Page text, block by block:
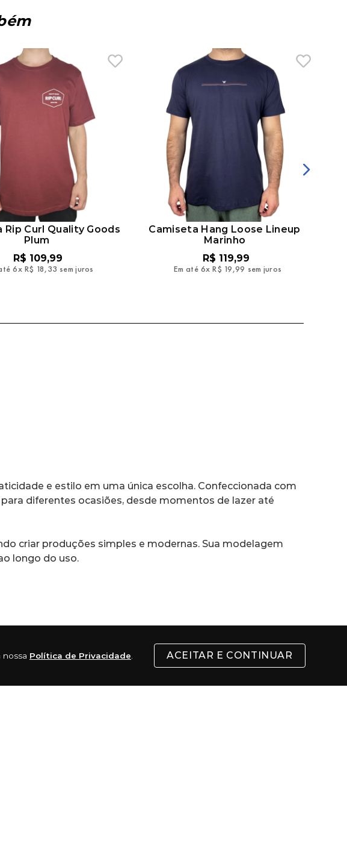
nossa Política de Privacidade ACEITAR E CONTINUAR
Rip Curl Quality Goods
Plum
R$ 109,99
6x R$ 18,33 sem juros
Camiseta Hang Loose Lineup
Marinho
R$ 119,99
Em até 6x R$ 19,99 sem juros
e estilo em uma única escolha. Confeccionada com
diferentes ocasiões, desde momentos de lazer até
criar produções simples e modernas. Sua modelagem
longo do uso.
espaço maior. Além das pranchas, começaram a fabricar